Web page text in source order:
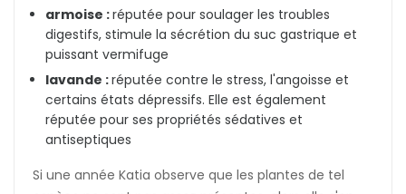
armoise :réputée pour soulager les troubles
digestifs, stimule la sécrétion du suc gastrique et
puissant vermifuge
lavande :réputée contre le stress, l'angoisse et
certains états dépressifs. Elle est également
réputée pour ses propriétés sédatives et
antiseptiques
Si une année Katia observe que les plantes de tel